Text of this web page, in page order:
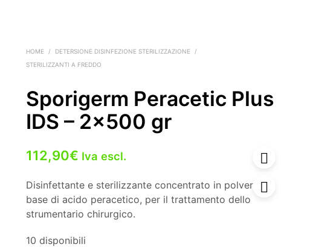
HOME / DETERSIONE DISINFEZIONE STERILIZZAZIONE
/
STERILIZZANTI A FREDDO
Sporigerm Peracetic Plus
IDS – 2×500 gr
112,90€ Iva escl.
Disinfettante e sterilizzante concentrato in polvere, a
base di acido peracetico, per il trattamento dello
strumentario chirurgico.
10 disponibili